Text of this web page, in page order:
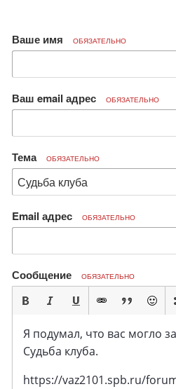
Ваше имя ОБЯЗАТЕЛЬНО
Ваш email адрес ОБЯЗАТЕЛЬНО
Тема ОБЯЗАТЕЛЬНО
Email адрес ОБЯЗАТЕЛЬНО
Сообщение ОБЯЗАТЕЛЬНО
Я подумал, что вас могло
Судьба клуба.
https://vaz2101.spb.ru/